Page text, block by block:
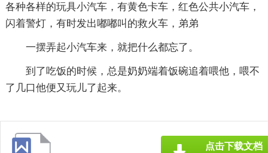
各种各样的玩具小汽车，有黄色卡车，红色公共小汽车，
闪着警灯，有时发出嘟嘟叫的救火车，弟弟
一摆弄起小汽车来，就把什么都忘了。
到了吃饭的时候，总是奶奶端着饭碗追着喂他，喂不
了几口他便又玩儿了起来。
点击下载文档